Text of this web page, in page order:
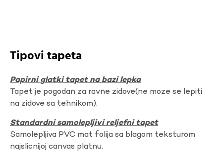
Tipovi tapeta
Papirni glatki tapet na bazi lepka
Tapet je pogodan za ravne zidove(ne moze se lepiti
na zidove sa tehnikom).
Standardni samolepljivi reljefni tapet
Samolepljiva PVC mat folija sa blagom teksturom
najslicnijoj canvas platnu.